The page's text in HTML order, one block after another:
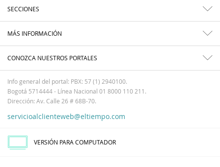
SECCIONES
MÁS INFORMACIÓN
CONOZCA NUESTROS PORTALES
Info general del portal: PBX: 57 (1) 2940100.
Bogotá 5714444 - Línea Nacional 01 8000 110 211.
Dirección: Av. Calle 26 # 68B-70.
servicioalclienteweb@eltiempo.com
VERSIÓN PARA COMPUTADOR